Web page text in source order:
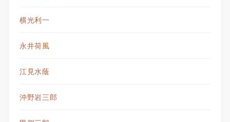
横光利一
永井荷風
江見水蔭
沖野岩三郎